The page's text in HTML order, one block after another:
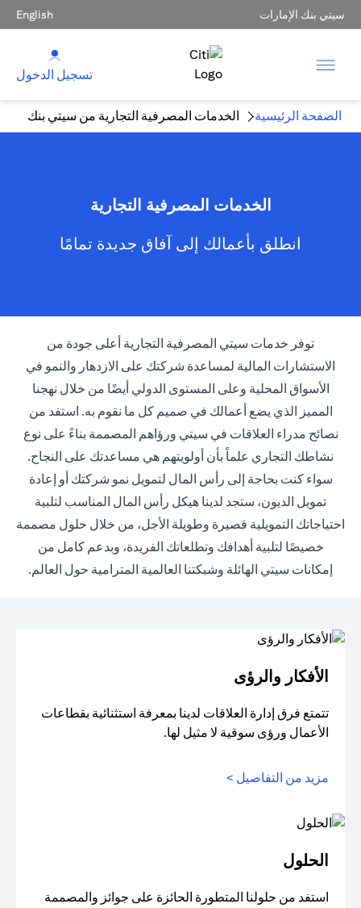
سيتي بنك الإمارات English
تسجيل الدخول
الصفحة الرئيسية الخدمات المصرفية التجارية من سيتي بنك
الخدمات المصرفية التجارية
انطلق بأعمالك إلى آفاق جديدة تمامًا
توفر خدمات سيتي المصرفية التجارية أعلى جودة من
الاستشارات المالية لمساعدة شركتك على الازدهار والنمو في
الأسواق المحلية وعلى المستوى الدولي أيضًا من خلال نهجنا
المميز الذي يضع أعمالك في صميم كل ما نقوم به. استفد من
نصائح مدراء العلاقات في سيتي ورؤاهم المصممة بناءً على نوع
نشاطك التجاري علماً بأن أولويتهم هي مساعدتك على النجاح.
سواء كنت بحاجة إلى رأس المال لتمويل نمو شركتك أو إعادة
تمويل الديون، ستجد لدينا هيكل رأس المال المناسب لتلبية
احتياجاتك التمويلية قصيرة وطويلة الأجل، من خلال حلول مصممة
خصيصًا لتلبية أهدافك وتطلعاتك الفريدة، وبدعم كامل من
إمكانات سيتي الهائلة وشبكتنا العالمية المترامية حول العالم.
الأفكار والرؤى
تتمتع فرق إدارة العلاقات لدينا بمعرفة استثنائية بقطاعات
الأعمال ورؤى سوقية لا مثيل لها.
مزيد من التفاصيل >
الحلول
استفد من حلولنا المتطورة الحائزة على جوائز والمصممة